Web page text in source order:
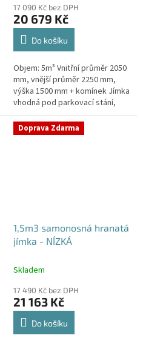
17 090 Kč bez DPH
20 679 Kč
Do košíku
Objem: 5m³ Vnitřní průměr 2050
mm, vnější průměr 2250 mm,
výška 1500 mm + komínek Jímka
vhodná pod parkovací stání,
komunikace i terasy Průměr
přítoku specifikujte v...
Doprava Zdarma
1,5m3 samonosná hranatá
jímka - NÍZKÁ
Skladem
17 490 Kč bez DPH
21 163 Kč
Do košíku